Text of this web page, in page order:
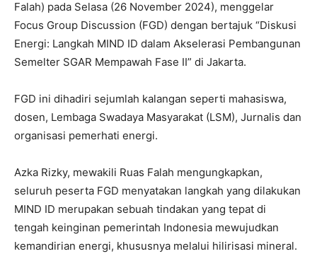
Falah) pada Selasa (26 November 2024), menggelar
Focus Group Discussion (FGD) dengan bertajuk “Diskusi
Energi: Langkah MIND ID dalam Akselerasi Pembangunan
Semelter SGAR Mempawah Fase II” di Jakarta.
FGD ini dihadiri sejumlah kalangan seperti mahasiswa,
dosen, Lembaga Swadaya Masyarakat (LSM), Jurnalis dan
organisasi pemerhati energi.
Azka Rizky, mewakili Ruas Falah mengungkapkan,
seluruh peserta FGD menyatakan langkah yang dilakukan
MIND ID merupakan sebuah tindakan yang tepat di
tengah keinginan pemerintah Indonesia mewujudkan
kemandirian energi, khususnya melalui hilirisasi mineral.